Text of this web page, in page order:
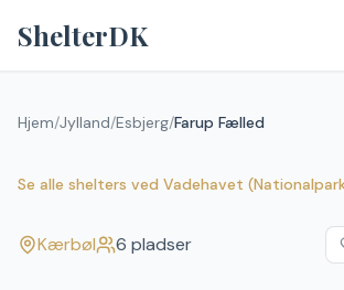
ShelterDK
Hjem/Jylland/Esbjerg/Farup Fælled
Se alle shelters ved Vadehavet
Farup Fælled
Kærbøl
Kærbøl 6 pladser